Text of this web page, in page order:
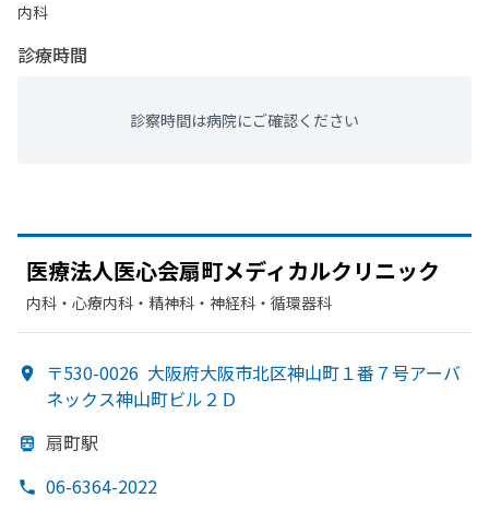
内科
診療時間
診察時間は病院にご確認ください
医療法人医心会扇町メディカルクリニック
内科・​心療内科・​精神科・神経科・​循環器科
〒530-0026 大阪府大阪市北区神山町１番７号アーバ
ネックス神山町ビル２Ｄ
扇町駅
06-6364-2022